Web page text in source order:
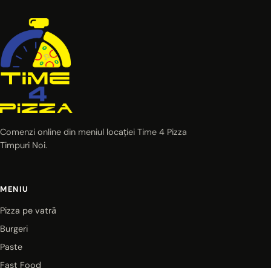
Comenzi online din meniul locației Time 4 Pizza
Timpuri Noi.
MENIU
Pizza pe vatră
Burgeri
Paste
Fast Food